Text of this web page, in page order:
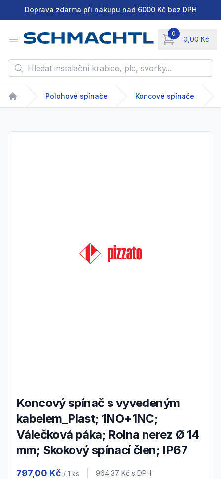
Doprava zdarma při nákupu nad 6000 Kč bez DPH
Open menu
0
0,00 Kč
items in cart,
Hledat instalační krabice, plc, svorky...
Home
Polohové spínače Koncové spínače
Koncový spínač s vyvedeným
kabelem_Plast; 1NO+1NC;
Válečková páka; Rolna nerez Ø 14
mm; Skokový spínací člen; IP67
797,00 Kč / 1 ks Cena s DPH
964,37 Kč s DPH